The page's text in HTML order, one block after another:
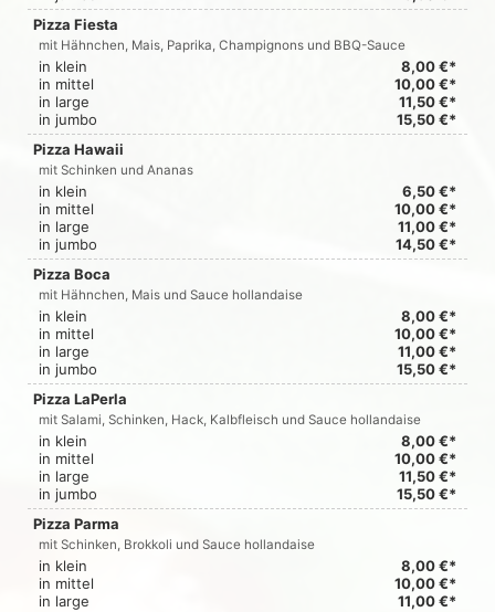
Pizza Fiesta
mit Hähnchen, Mais, Paprika, Champignons und BBQ-Sauce
in klein
8,00 €*
in mittel
10,00 €*
in large
11,50 €*
in jumbo
15,50 €*
Pizza Hawaii
mit Schinken und Ananas
in klein
6,50 €*
in mittel
10,00 €*
in large
11,00 €*
in jumbo
14,50 €*
Pizza Boca
mit Hähnchen, Mais und Sauce hollandaise
in klein
8,00 €*
in mittel
10,00 €*
in large
11,00 €*
in jumbo
15,50 €*
Pizza LaPerla
mit Salami, Schinken, Hack, Kalbfleisch und Sauce hollandaise
in klein
8,00 €*
in mittel
10,00 €*
in large
11,50 €*
in jumbo
15,50 €*
Pizza Parma
mit Schinken, Brokkoli und Sauce hollandaise
in klein
8,00 €*
in mittel
10,00 €*
in large
11,00 €*